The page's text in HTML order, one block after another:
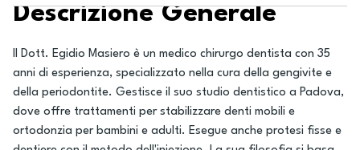
Descrizione Generale
Il Dott. Egidio Masiero è un medico chirurgo dentista con 35
anni di esperienza, specializzato nella cura della gengivite e
della periodontite. Gestisce il suo studio dentistico a Padova,
dove offre trattamenti per stabilizzare denti mobili e
ortodonzia per bambini e adulti. Esegue anche protesi fisse e